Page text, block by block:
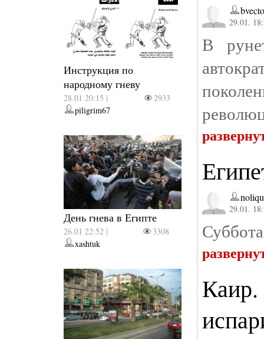
Инструкция по
народному гневу
28.01 20:15 |
2933
piligrim67
День гнева в Египте
26.01 22:52 |
3308
xashtuk
29.01.
В
29.01.
Каир.